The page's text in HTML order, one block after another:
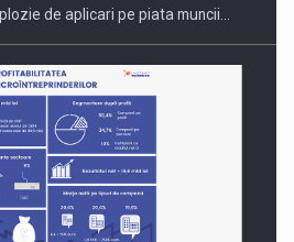
de aplicari pe piata muncii…